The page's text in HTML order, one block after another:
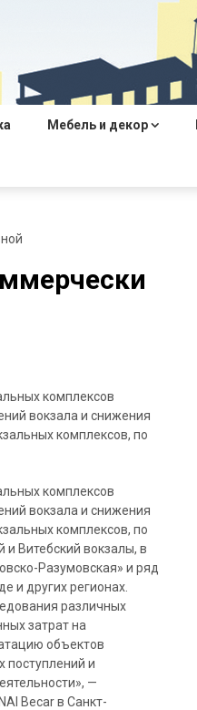
Мебель и декор
комплексов
вокзала и снижения
комплексов, по
комплексов
вокзала и снижения
комплексов, по
и Витебский вокзалы, в
Разумовская» и ряд
и других регионах.
различных
затрат на
объектов
поступлений и
—
Becar в Санкт-